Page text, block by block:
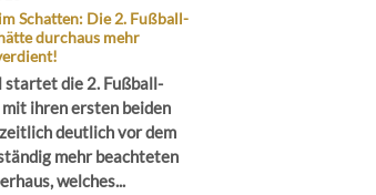
Schatten: Die 2. Fußball-
durchaus mehr
startet die 2. Fußball-
ihren ersten beiden
deutlich vor dem
mehr beachteten
welches...